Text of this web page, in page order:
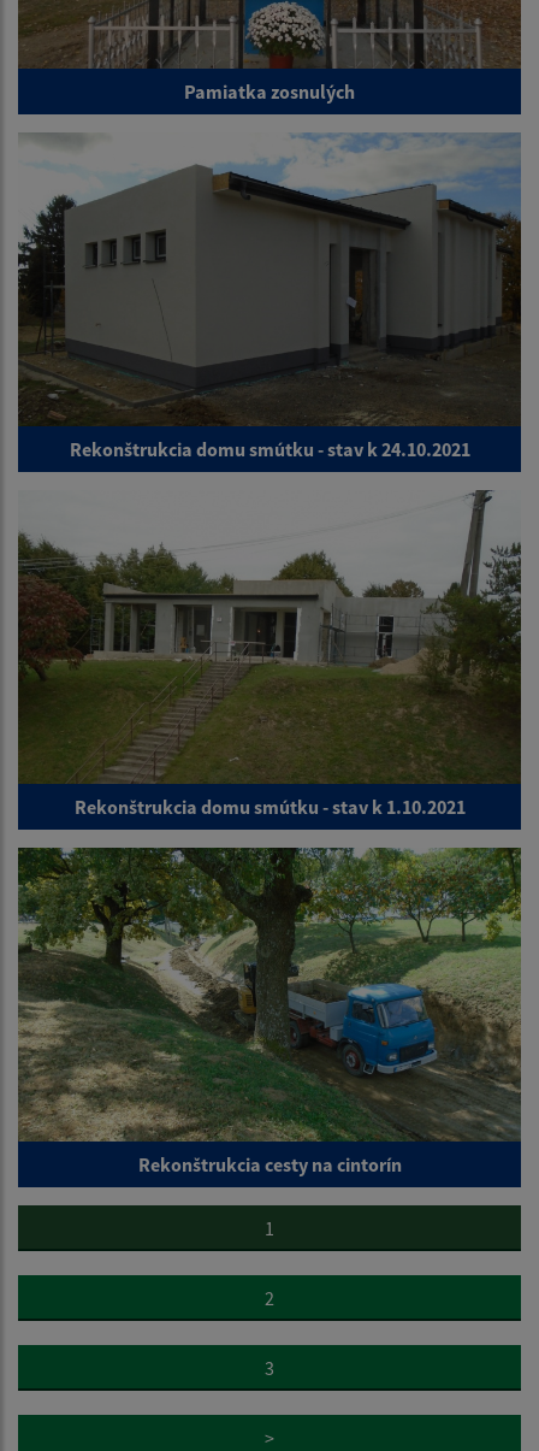
Pamiatka zosnulých
Rekonštrukcia domu smútku - stav k 24.10.2021
Rekonštrukcia domu smútku - stav k 1.10.2021
Rekonštrukcia cesty na cintorín
1
2
3
>